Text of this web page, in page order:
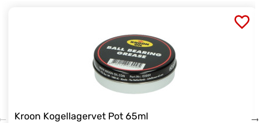
Kroon Kogellagervet Pot 65ml